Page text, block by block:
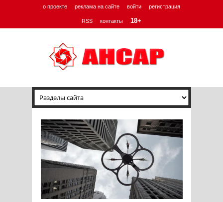
о проекте реклама на сайте войти регистрация
RSS контакты 18+